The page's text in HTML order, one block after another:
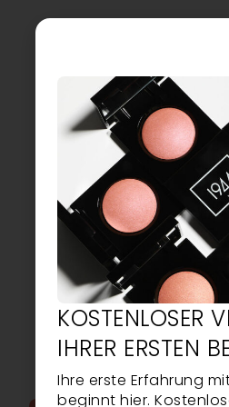
KOSTENLOSER
IHRER ERSTEN
Ihre erste Erfahrung
beginnt hier.